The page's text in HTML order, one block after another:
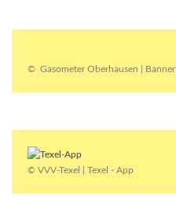
© Gasometer Oberhausen | Banner
© VVV-Texel | Texel - App